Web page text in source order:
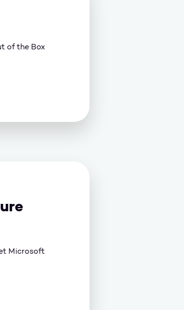
of the Box
Microsoft